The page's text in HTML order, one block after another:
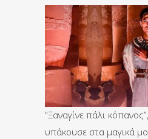
“Ξαναγίνε πάλι
υπάκουσε στα μαγικά